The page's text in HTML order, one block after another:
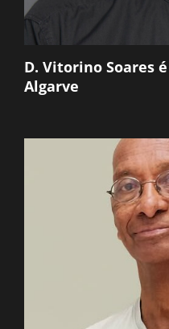
D. Vitorino Soares
Algarve